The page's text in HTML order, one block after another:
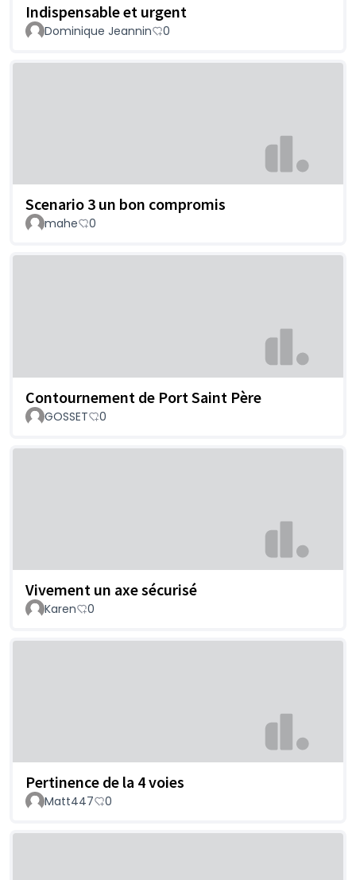
Indispensable et urgent
Dominique Jeannin 0
Scenario 3 un bon compromis
mahe 0
Contournement de Port Saint Père
GOSSET 0
Vivement un axe sécurisé
Karen 0
Pertinence de la 4 voies
Matt447 0